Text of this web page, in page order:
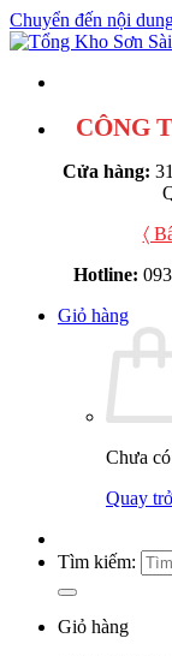
Chuyển đến nội
CÔNG
Cửa hàng:
〈
Hotline:
Giỏ hàng
Chưa
Quay
Tìm kiếm:
Giỏ hàng